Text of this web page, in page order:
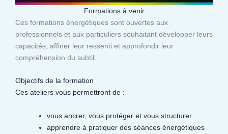
Formations à venir
Ces formations énergétiques sont ouvertes aux
professionnels et aux particuliers souhaitant développer leurs
capacités, affiner leur ressenti et approfondir leur
compréhension du subtil.​
Objectifs de la formation
Ces ateliers vous permettront de :
vous ancrer, vous protéger et vous structurer
apprendre à pratiquer des séances énergétiques